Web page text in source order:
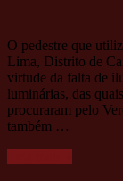
O pedestre que
Lima, Distrito de
virtude da falta de
luminárias, das
procuraram pelo
também …